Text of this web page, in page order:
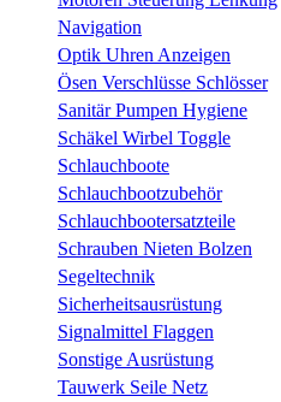
Navigation
Optik Uhren Anzeigen
Ösen Verschlüsse Schlösser
Sanitär Pumpen Hygiene
Schäkel Wirbel Toggle
Schlauchboote
Schlauchbootzubehör
Schlauchbootersatzteile
Schrauben Nieten Bolzen
Segeltechnik
Sicherheitsausrüstung
Signalmittel Flaggen
Sonstige Ausrüstung
Tauwerk Seile Netz